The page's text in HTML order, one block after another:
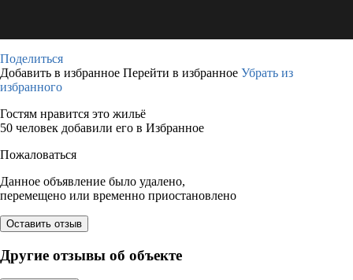
Поделиться
Добавить в избранное Перейти в избранное Убрать из
избранного
Гостям нравится это жильё
50 человек добавили его в Избранное
Пожаловаться
Данное объявление было удалено,
перемещено или временно приостановлено
Оставить отзыв
Другие отзывы об объекте